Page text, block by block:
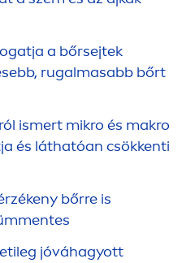
a bőrsejtek
rugalmasabb bőrt
ismert mikro és makro
és láthatóan csökkenti
bőrre is
mentes
jóváhagyott